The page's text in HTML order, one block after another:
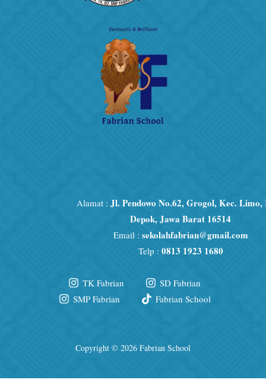
Alamat : Jl. Pendowo No.62, Grogol, Kec.
Depok, Jawa Barat 16514
Email : sekolahfabrian@gmail.com
Telp : 0813 1923 1680
TK Fabrian
SD Fabrian
SMP Fabrian
Fabrian School
Copyright © 2026 Fabrian School